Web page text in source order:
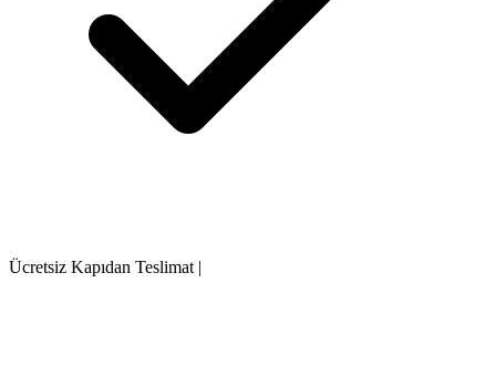
Ücretsiz Kapıdan Teslimat |